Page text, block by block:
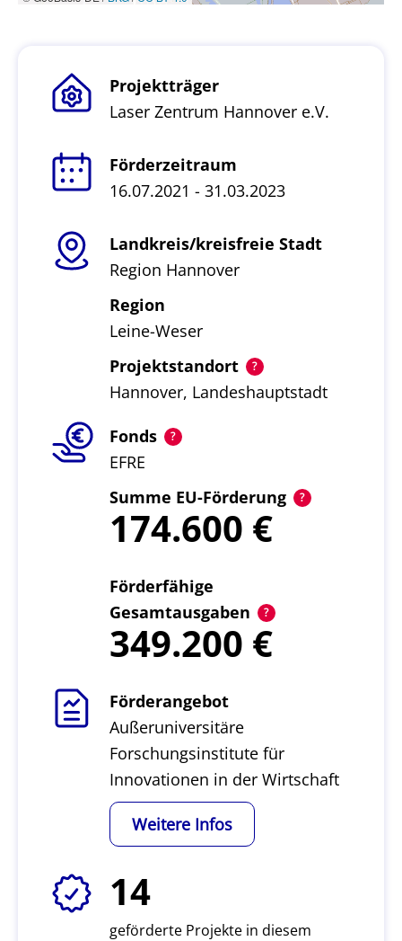
Projektträger
Laser Zentrum Hannover e.V.
Förderzeitraum
16.07.2021 - 31.03.2023
Landkreis/kreisfreie Stadt
Region Hannover
Region
Leine-Weser
Projektstandort
Hannover, Landeshauptstadt
Fonds
EFRE
Summe EU-Förderung
174.600
Förderfähige
Gesamtausgaben
349.200
Förderangebot
Außeruniversitäre
Forschungsinstitute für
Innovationen in der Wirtschaft
Weitere Infos
14
geförderte Projekte in diesem